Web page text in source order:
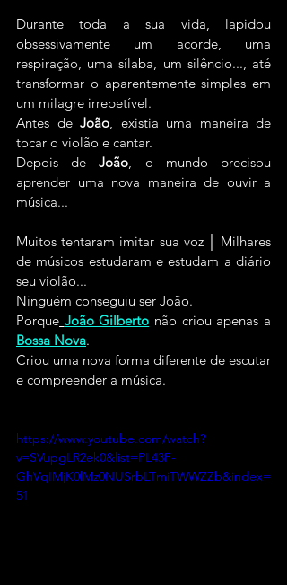
Durante toda a sua vida, lapidou
obsessivamente um acorde, uma
respiração, uma sílaba, um silêncio..., até
transformar o aparentemente simples em
um milagre irrepetível.
Antes de João, existia uma maneira de
tocar o violão e cantar.
Depois de João, o mundo precisou
aprender uma nova maneira de ouvir a
música...
Muitos tentaram imitar sua voz │ Milhares
de músicos estudaram e estudam a diário
seu violão...
Ninguém conseguiu ser João.
Porque João Gilberto não criou apenas a
Bossa Nova.
Criou uma nova forma diferente de escutar
e compreender a música.
https://www.youtube.com/watch?
v=SVupgLR2ek0&list=PL43F-
GhVqIMjK0lMz0NUSrbLTmiTWWZZb&index=
51